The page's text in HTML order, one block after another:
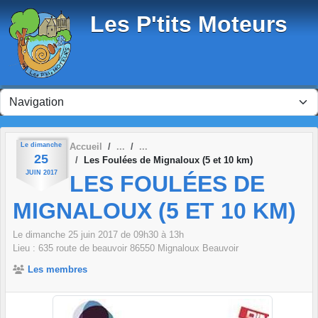
Les P'tits Moteurs
Le dimanche
25
JUIN 2017
Accueil
Les Foulées de Mignaloux (5 et 10 km)
LES FOULÉES DE
MIGNALOUX (5 ET 10 KM)
Le dimanche 25 juin 2017 de 09h30 à 13h
Lieu : 635 route de beauvoir 86550 Mignaloux Beauvoir
Les membres
Panneau de gestion des cookies